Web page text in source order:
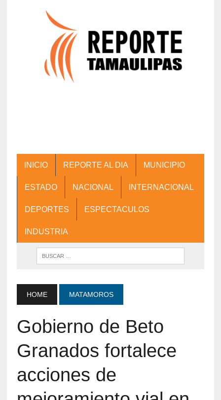
INICIO REPORTE AL DIA MUNICIPIO
ESTADO NACIONAL INTERNACIONAL
DEPORTES ESPECTACULOS
INDUSTRIA
HOME MATAMOROS
Gobierno de Beto
Granados fortalece
acciones de